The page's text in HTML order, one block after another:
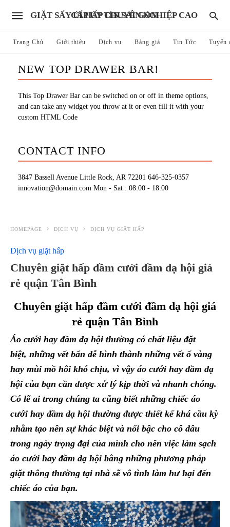
GIẶT SẤY ỦI HẤP CHUYÊN NGHIỆP CAO CẤP UY TÍN SÀI GÒN
Trang Chủ Giới thiệu Dịch vụ Bảng giá Tin Tức Tuyển
NEW TOP DRAWER BAR!
This Top Drawer Bar can be switched on or off in theme options,
and can take any widget you throw at it or even fill it with your
custom HTML Code
CONTACT INFO
3847 Bassell Avenue Little Rock, AR 72201 646-325-0357
innovation@domain.com Mon - Sat : 08:00 - 18:00
HOMEPAGE DỊCH VỤ DỊCH VỤ GIẶT HẤP
Dịch vụ giặt hấp
Chuyên giặt hấp đầm cưới đầm dạ hội giá
rẻ quận Tân Bình
Chuyên giặt hấp đầm cưới đầm dạ hội giá
rẻ quận Tân Bình
Áo cưới hay đầm dạ hội thường có chất liệu đặt
biệt, những vết bẩn dễ hình thành những vết ố vàng
hay mùi mồ hôi khó chịu, vì vậy áo cưới hay đầm dạ
hội của bạn cần được xử lý kịp thời và nhanh chóng.
Có lẽ ai trong chúng ta cũng biết những chiếc áo
cưới hay đầm dạ hội thường được thiết kế khá cầu kỳ
nhằm tạo nên sự khác biệt và nổi bậc cho cô dâu
trong ngày trọng đại của mình cho nên việc làm sạch
áo cưới hay đầm dạ hội bằng những phương pháp
giặt thông thường tại nhà sẽ vô tình làm hư hại đến
chiếc áo của bạn.